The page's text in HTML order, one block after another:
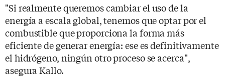
"Si realmente queremos cambiar el uso de la
energía a escala global, tenemos que optar por el
combustible que proporciona la forma más
eficiente de generar energía: ese es definitivamente
el hidrógeno, ningún otro proceso se acerca",
asegura Kallo.